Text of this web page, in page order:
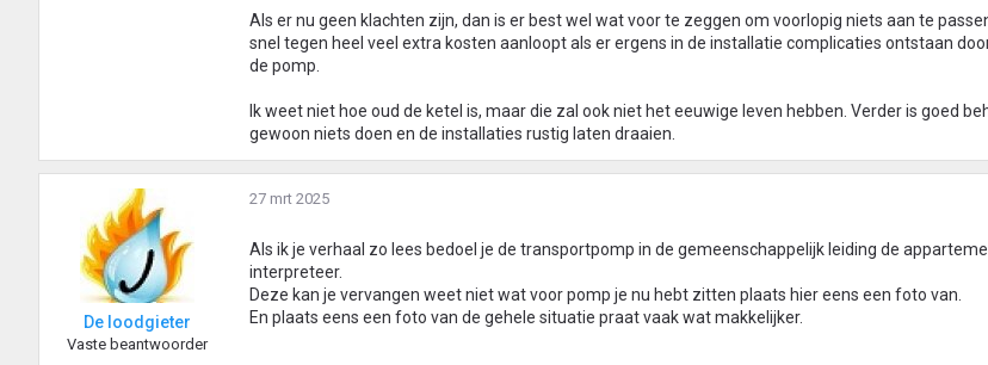
Als er nu geen klachten zijn, dan is er best wel wat voor te zeggen om voorlopig niets aan te
snel tegen heel veel extra kosten aanloopt als er ergens in de installatie complicaties ontstaan
de pomp.
Ik weet niet hoe oud de ketel is, maar die zal ook niet het eeuwige leven hebben. Verder is goed
gewoon niets doen en de installaties rustig laten draaien.
De loodgieter
Vaste beantwoorder
27 mrt 2025
Als ik je verhaal zo lees bedoel je de transportpomp in de gemeenschappelijk leiding de
interpreteer.
Deze kan je vervangen weet niet wat voor pomp je nu hebt zitten plaats hier eens een foto van.
En plaats eens een foto van de gehele situatie praat vaak wat makkelijker.